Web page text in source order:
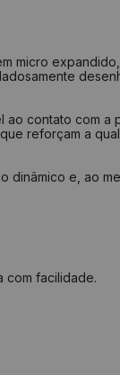
do seu calcanhar
do dedão
do pé
a numeração
micro
contato com a
reforçam a
dinâmico e, ao
com facilidade.